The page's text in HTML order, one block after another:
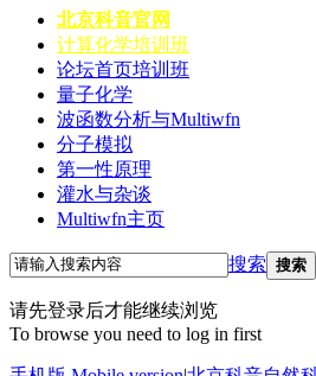
北京科音官网
计算化学培训班
论坛首页培训班
量子化学
波函数分析与Multiwfn
分子模拟
第一性原理
灌水与杂谈
Multiwfn主页
搜索 搜索
请先登录后才能继续浏览
To browse you need to log in first